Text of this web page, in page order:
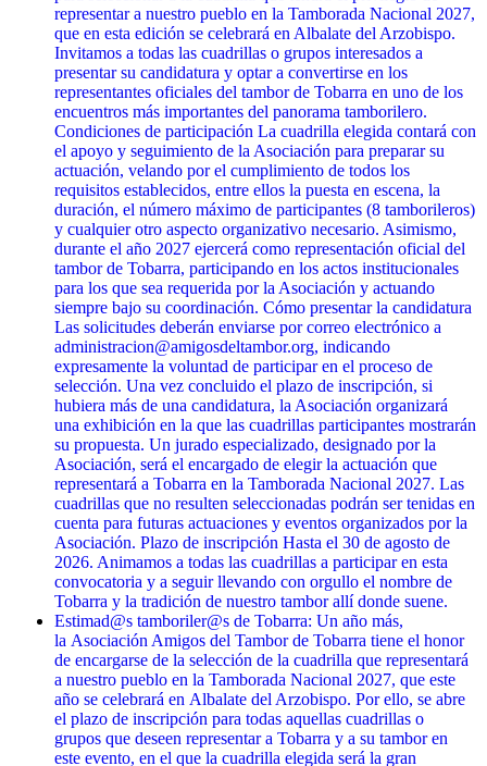
representar a nuestro pueblo en la Tamborada Nacional 2027,
que en esta edición se celebrará en Albalate del Arzobispo.
Invitamos a todas las cuadrillas o grupos interesados a
presentar su candidatura y optar a convertirse en los
representantes oficiales del tambor de Tobarra en uno de los
encuentros más importantes del panorama tamborilero.
Condiciones de participación La cuadrilla elegida contará con
el apoyo y seguimiento de la Asociación para preparar su
actuación, velando por el cumplimiento de todos los
requisitos establecidos, entre ellos la puesta en escena, la
duración, el número máximo de participantes (8 tamborileros)
y cualquier otro aspecto organizativo necesario. Asimismo,
durante el año 2027 ejercerá como representación oficial del
tambor de Tobarra, participando en los actos institucionales
para los que sea requerida por la Asociación y actuando
siempre bajo su coordinación. Cómo presentar la candidatura
Las solicitudes deberán enviarse por correo electrónico a
administracion@amigosdeltambor.org, indicando
expresamente la voluntad de participar en el proceso de
selección. Una vez concluido el plazo de inscripción, si
hubiera más de una candidatura, la Asociación organizará
una exhibición en la que las cuadrillas participantes mostrarán
su propuesta. Un jurado especializado, designado por la
Asociación, será el encargado de elegir la actuación que
representará a Tobarra en la Tamborada Nacional 2027. Las
cuadrillas que no resulten seleccionadas podrán ser tenidas en
cuenta para futuras actuaciones y eventos organizados por la
Asociación. Plazo de inscripción Hasta el 30 de agosto de
2026. Animamos a todas las cuadrillas a participar en esta
convocatoria y a seguir llevando con orgullo el nombre de
Tobarra y la tradición de nuestro tambor allí donde suene.
Estimad@s tamboriler@s de Tobarra: Un año más,
la Asociación Amigos del Tambor de Tobarra tiene el honor
de encargarse de la selección de la cuadrilla que representará
a nuestro pueblo en la Tamborada Nacional 2027, que este
año se celebrará en Albalate del Arzobispo. Por ello, se abre
el plazo de inscripción para todas aquellas cuadrillas o
grupos que deseen representar a Tobarra y a su tambor en
este evento, en el que la cuadrilla elegida será la gran